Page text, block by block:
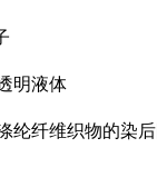
明液体
纶纤维织物的染